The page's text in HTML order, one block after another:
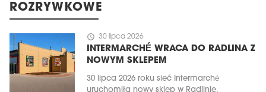
ROZRYWKOWE
schedule 30 lipca 2026
INTERMARCHÉ WRACA DO RADLINA Z
NOWYM SKLEPEM
30 lipca 2026 roku sieć Intermarché
uruchomiła nowy sklep w Radlinie.